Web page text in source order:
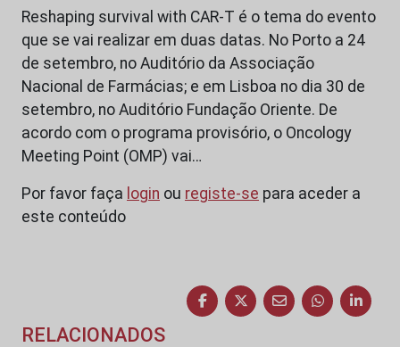
Reshaping survival with CAR-T é o tema do evento
que se vai realizar em duas datas. No Porto a 24
de setembro, no Auditório da Associação
Nacional de Farmácias; e em Lisboa no dia 30 de
setembro, no Auditório Fundação Oriente. De
acordo com o programa provisório, o Oncology
Meeting Point (OMP) vai…
Por favor faça login ou registe-se para aceder a
este conteúdo
RELACIONADOS